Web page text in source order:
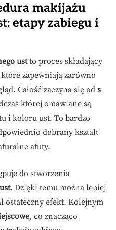
makijażu
etapy zabiegu i
ustto proces składający
zapewniają zarówno
Całość zaczyna się od s
której omawiane są
i koloru ust. To bardzo
dobrany kształt
atuty.
do stworzenia
. Dzięki temu można lepiej
ostateczny efekt. Kolejnym
, co znacząco